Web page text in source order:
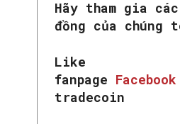
Hãy tham gia các
đồng của
Like
fanpage Facebook
tradecoin